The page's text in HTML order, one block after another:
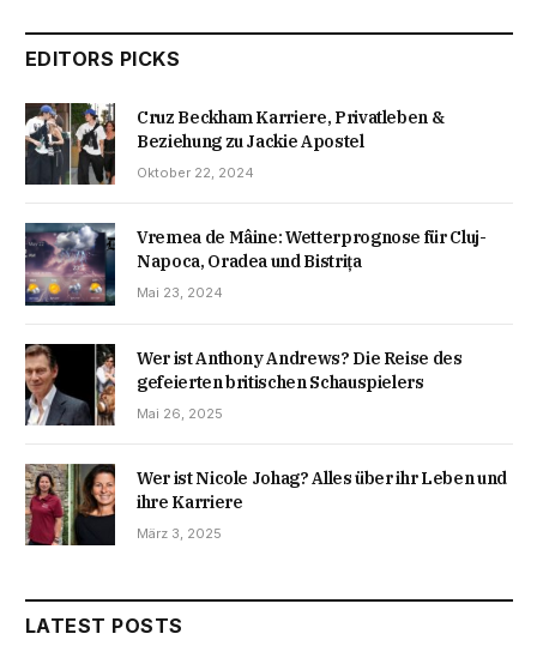
EDITORS PICKS
Cruz Beckham Karriere, Privatleben &
Beziehung zu Jackie Apostel
Oktober 22, 2024
Vremea de Mâine: Wetterprognose für Cluj-
Napoca, Oradea und Bistrița
Mai 23, 2024
Wer ist Anthony Andrews? Die Reise des
gefeierten britischen Schauspielers
Mai 26, 2025
Wer ist Nicole Johag? Alles über ihr Leben und
ihre Karriere
März 3, 2025
LATEST POSTS